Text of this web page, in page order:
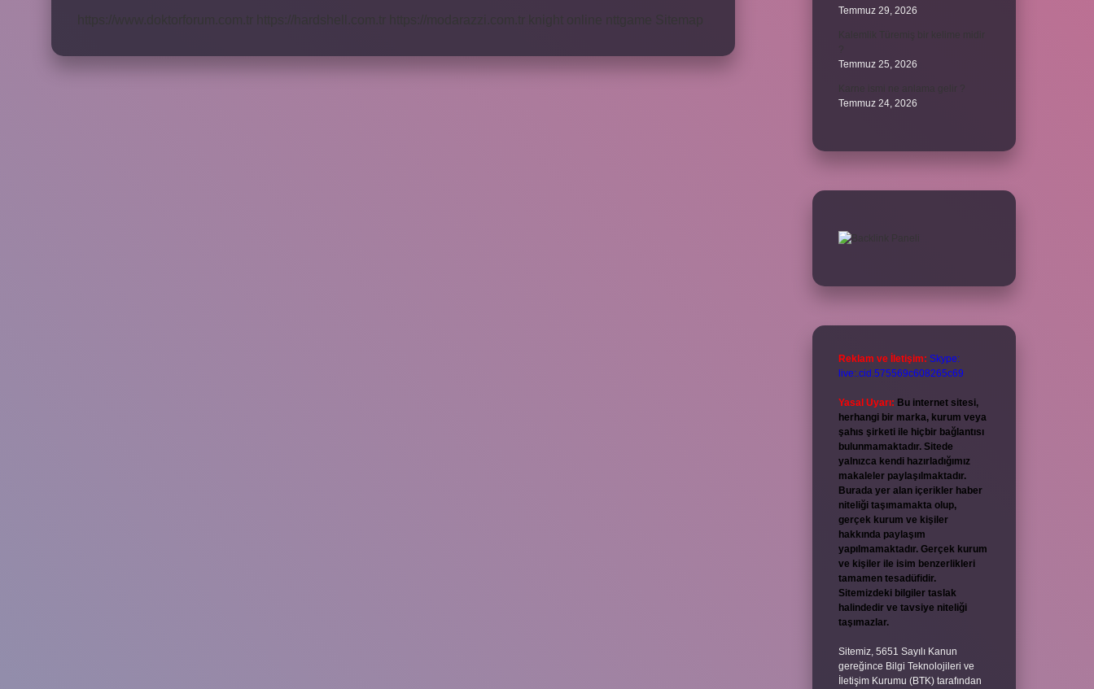
Temmuz 29, 2026
Temmuz 25, 2026
Temmuz 24, 2026
Reklam ve İletişim: Skype:
live:.cid.575569c608265c69
Yasal Uyarı: Bu internet sitesi,
herhangi bir marka, kurum veya
şahıs şirketi ile hiçbir bağlantısı
bulunmamaktadır. Sitede
yalnızca kendi hazırladığımız
makaleler paylaşılmaktadır.
Burada yer alan içerikler haber
niteliği taşımamakta olup,
gerçek kurum ve kişiler
hakkında paylaşım
yapılmamaktadır. Gerçek kurum
ve kişiler ile isim benzerlikleri
tamamen tesadüfidir.
Sitemizdeki bilgiler taslak
halindedir ve tavsiye niteliği
taşımazlar.
Sitemiz, 5651 Sayılı Kanun
gereğince Bilgi Teknolojileri ve
İletişim Kurumu (BTK) tarafından